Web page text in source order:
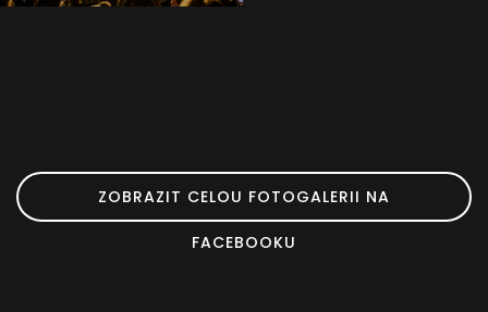
ZOBRAZIT CELOU FOTOGALERII NA
FACEBOOKU